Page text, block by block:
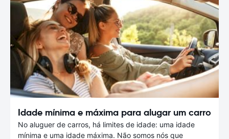
Idade mínima e máxima para alugar um carro
No aluguer de carros, há limites de idade: uma idade
mínima e uma idade máxima. Não somos nós que